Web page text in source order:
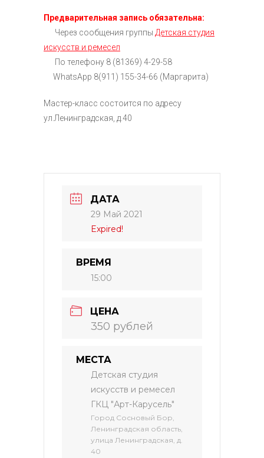
Предварительная запись обязательна:
Через сообщения группы Детская студия
искусств и ремесел
По телефону 8 (81369) 4-29-58
WhatsApp 8(911) 155-34-66 (Маргарита)
Мастер-класс состоится по адресу
ул.Ленинградская, д.40
ДАТА
29 Май 2021
Expired!
ВРЕМЯ
15:00
ЦЕНА
350 рублей
МЕСТА
Детская студия
искусств и ремесел
ГКЦ "Арт-Карусель"
Город Сосновый Бор,
Ленинградская область,
улица Ленинградская, д.
40